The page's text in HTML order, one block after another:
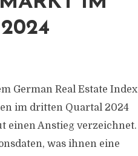
German Real Estate Index
im dritten Quartal 2024
einen Anstieg verzeichnet.
was ihnen eine